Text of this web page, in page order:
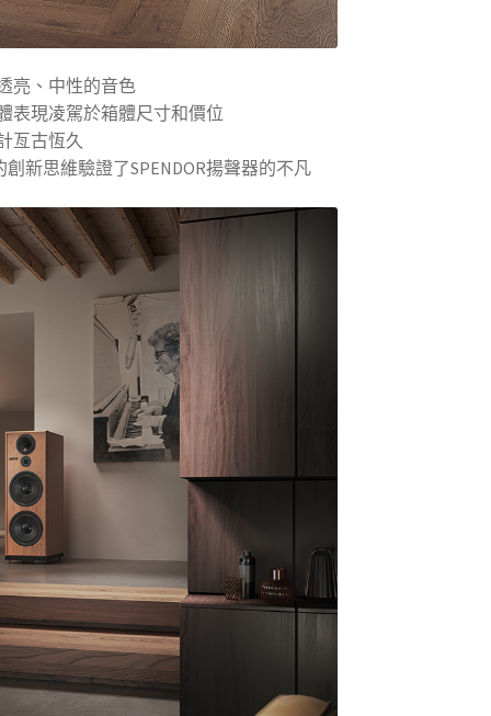
亮、中性的音色
表現凌駕於箱體尺寸和價位
亙古恆久
新思維驗證了SPENDOR揚聲器的不凡